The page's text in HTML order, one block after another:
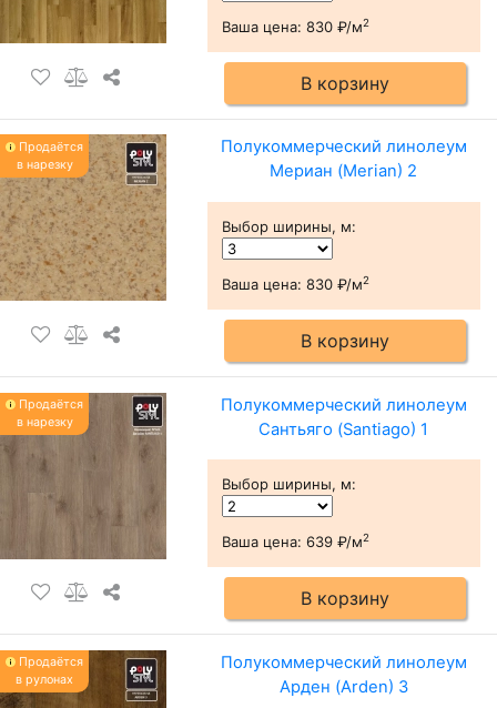
Ваша цена: 830 ₽/м2
В корзину
Продаётся
в нарезку
Полукоммерческий линолеум
Мериан (Merian) 2
Выбор ширины, м:
Ваша цена: 830 ₽/м2
В корзину
Продаётся
в нарезку
Полукоммерческий линолеум
Сантьяго (Santiago) 1
Выбор ширины, м:
Ваша цена: 639 ₽/м2
В корзину
Продаётся
в рулонах
Полукоммерческий линолеум
Арден (Arden) 3